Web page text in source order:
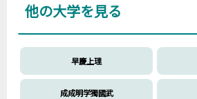
他の大学を見る
早慶上理
成成明学獨國武